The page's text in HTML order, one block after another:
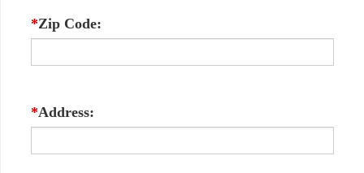
*Zip Code:
*Address: